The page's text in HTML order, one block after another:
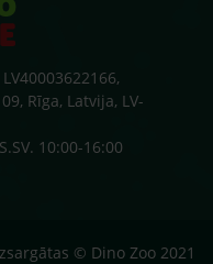
Rīga, Latvija, LV-
10:00-16:00
© Dino Zoo 2021